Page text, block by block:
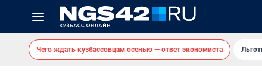
Чего ждать кузбассовцам осенью — ответ экономиста